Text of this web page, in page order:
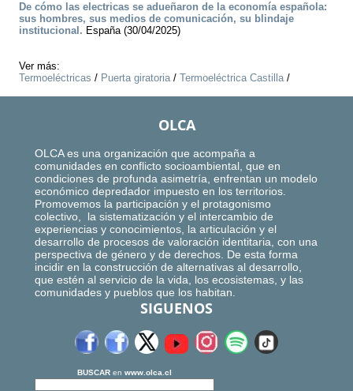
De cómo las electricas se adueñaron de la economía española:
sus hombres, sus medios de comunicación, su blindaje
institucional. España (30/04/2025)
Ver más:
Termoeléctricas / Puerta giratoria/ Termoeléctrica Castilla/
OLCA
OLCA es una organización que acompaña a
comunidades en conflicto socioambiental, que en
condiciones de profunda asimetría, enfrentan un modelo
económico depredador impuesto en los territorios.
Promovemos la participación y el protagonismo
colectivo, la sistematización y el intercambio de
experiencias y conocimientos, la articulación y el
desarrollo de procesos de valoración identitaria, con una
perspectiva de género y de derechos. De esta forma
incidir en la construcción de alternativas al desarrollo,
que estén al servicio de la vida, los ecosistemas, y las
comunidades y pueblos que los habitan.
SIGUENOS
BUSCAR en www.olca.cl